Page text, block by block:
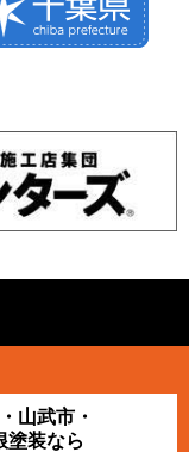
山武市・
塗装なら